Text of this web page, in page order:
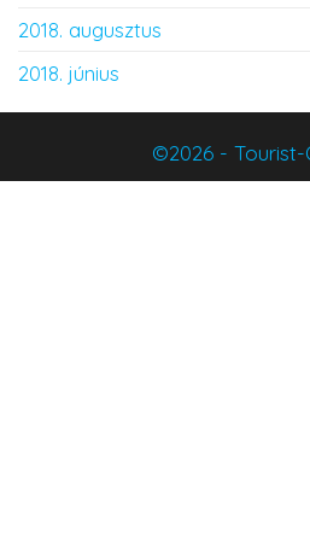
2018. augusztus
2018. június
©2026 - Tourist-